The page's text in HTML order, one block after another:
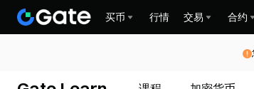
买币 行情 交易 合约